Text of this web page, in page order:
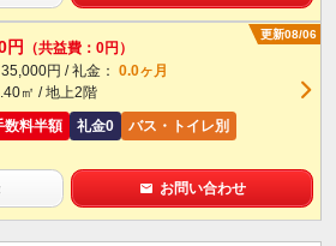
更新08/06
円
（共益費：0円）
円 / 礼金： 0.0ヶ月
㎡ / 地上2階
数料半額
礼金0 バス・トイレ別
お問い合わせ